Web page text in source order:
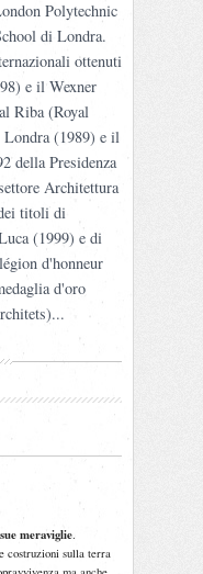
Polytechnic
di Londra.
ottenuti
e il Wexner
Riba (Royal
(1989) e il
della Presidenza
Architettura
titoli di
(1999) e di
d'honneur
d'oro
meraviglie.
costruzioni sulla terra